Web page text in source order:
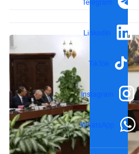
Telegram
LinkedIn
TikTok
Instagram
WhatsApp